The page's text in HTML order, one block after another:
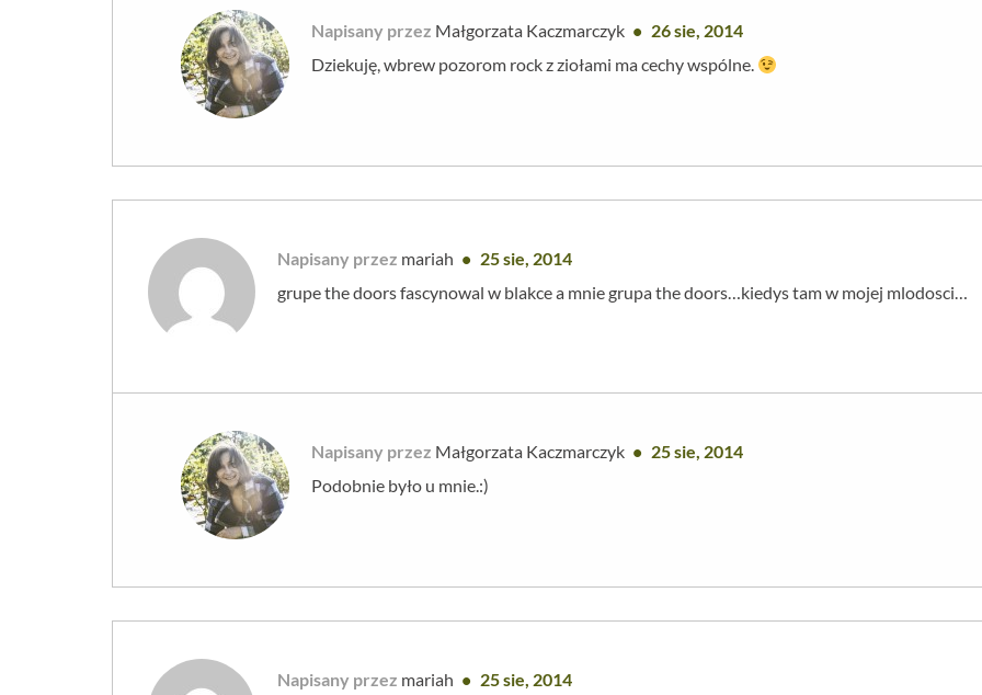
Napisany przez Małgorzata Kaczmarczyk
26 sie, 2014
Dziekuję, wbrew pozorom rock z ziołami ma cechy wspólne.
Napisany przez mariah
25 sie, 2014
grupe the doors fascynowal w blakce a mnie grupa the doors…kiedys tam w mojej mlodosci…
Napisany przez Małgorzata Kaczmarczyk
25 sie, 2014
Podobnie było u mnie.:)
Napisany przez mariah 25 sie, 2014